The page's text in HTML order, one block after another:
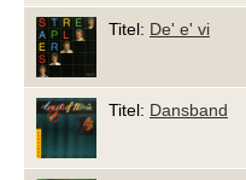
Titel: De' e' vi
Titel: Dansband